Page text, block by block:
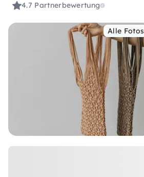
4.7 Partnerbewertung
Alle Fotos